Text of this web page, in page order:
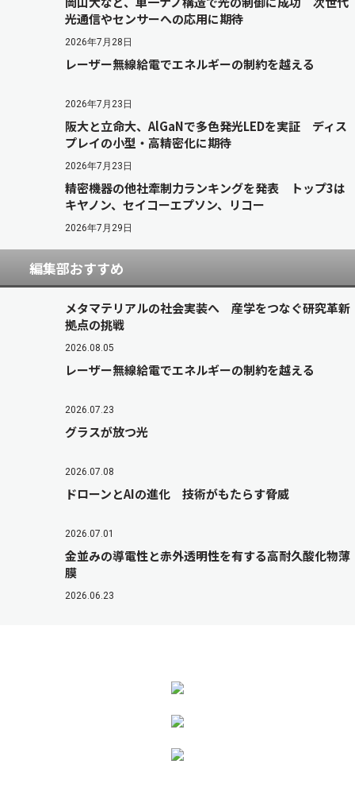
光通信やセンサーへの応用に期待
2026年7月28日
レーザー無線給電でエネルギーの制約を越える
2026年7月23日
阪大と立命大、AlGaNで多色発光LEDを実証 ディス
プレイの小型・高精密化に期待
2026年7月23日
精密機器の他社牽制力ランキングを発表 トップ3は
キヤノン、セイコーエプソン、リコー
2026年7月29日
編集部おすすめ
メタマテリアルの社会実装へ 産学をつなぐ研究革新
拠点の挑戦
2026.08.05
レーザー無線給電でエネルギーの制約を越える
2026.07.23
グラスが放つ光
2026.07.08
ドローンとAIの進化 技術がもたらす脅威
2026.07.01
金並みの導電性と赤外透明性を有する高耐久酸化物薄
膜
2026.06.23